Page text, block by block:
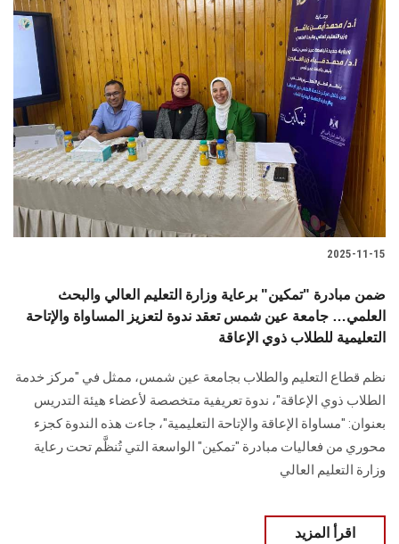
2025-11-15
ضمن مبادرة "تمكين" برعاية وزارة التعليم العالي والبحث
العلمي… جامعة عين شمس تعقد ندوة لتعزيز المساواة والإتاحة
التعليمية للطلاب ذوي الإعاقة
نظم قطاع التعليم والطلاب بجامعة عين شمس، ممثل في "مركز خدمة
الطلاب ذوي الإعاقة"، ندوة تعريفية متخصصة لأعضاء هيئة التدريس
بعنوان: "مساواة الإعاقة والإتاحة التعليمية"، جاءت هذه الندوة كجزء
محوري من فعاليات مبادرة "تمكين" الواسعة التي تُنظَّم تحت رعاية
وزارة التعليم العالي
اقرأ المزيد